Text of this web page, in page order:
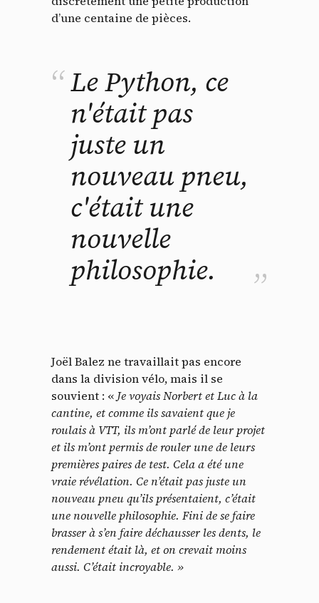
d’une centaine de pièces.
Le Python, ce
n'était pas
juste un
nouveau pneu,
c'était une
nouvelle
philosophie.
Joël Balez ne travaillait pas encore
dans la division vélo, mais il se
souvient : « Je voyais Norbert et Luc à la
cantine, et comme ils savaient que je
roulais à VTT, ils m’ont parlé de leur projet
et ils m’ont permis de rouler une de leurs
premières paires de test. Cela a été une
vraie révélation. Ce n’était pas juste un
nouveau pneu qu’ils présentaient, c’était
une nouvelle philosophie. Fini de se faire
brasser à s’en faire déchausser les dents, le
rendement était là, et on crevait moins
aussi. C’était incroyable. »
Panneau de gestion des
cookies
En autorisant ces services tiers, vous acceptez le dépôt et la
lecture de cookies et l'utilisation de technologies de suivi
nécessaires à leur bon fonctionnement.
Politique de confidentialité